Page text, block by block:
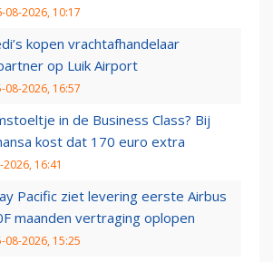
08-2026, 10:17
kopen vrachtafhandelaar
op Luik Airport
08-2026, 16:57
in de Business Class? Bij
kost dat 170 euro extra
2026, 16:41
Pacific ziet levering eerste Airbus
maanden vertraging oplopen
08-2026, 15:25